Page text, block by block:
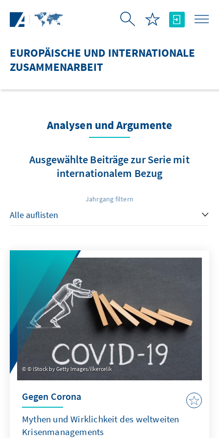
EUROPÄISCHE UND INTERNATIONALE
ZUSAMMENARBEIT
Analysen und Argumente
Ausgewählte Beiträge zur Serie mit
internationalem Bezug
Jahrgang filtern
© iStock by Getty Images/ilkercelik
Gegen Corona
Mythen und Wirklichkeit des weltweiten
Krisenmanagements